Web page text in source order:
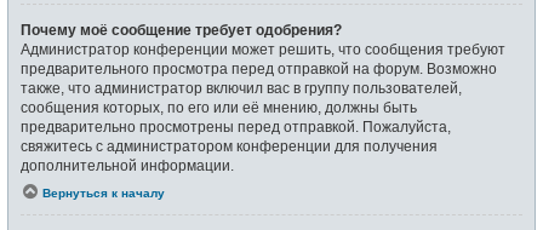
Почему моё сообщение требует одобрения?
Администратор конференции может решить, что сообщения требуют
предварительного просмотра перед отправкой на форум. Возможно
также, что администратор включил вас в группу пользователей,
сообщения которых, по его или её мнению, должны быть
предварительно просмотрены перед отправкой. Пожалуйста,
свяжитесь с администратором конференции для получения
дополнительной информации.
Вернуться к началу